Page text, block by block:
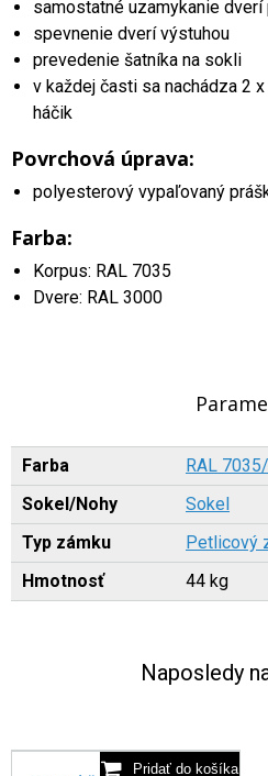
samostatné uzamykanie
spevnenie dverí výstuhou
prevedenie šatníka na sokli
v každej časti sa nachádza 2
háčik
Povrchová úprava:
polyesterový vypaľovaný
Farba:
Korpus: RAL 7035
Dvere: RAL 3000
Farba
RAL
Sokel/Nohy
Sokel
Typ zámku
Petlicový
Hmotnosť
44 kg
Naposledy